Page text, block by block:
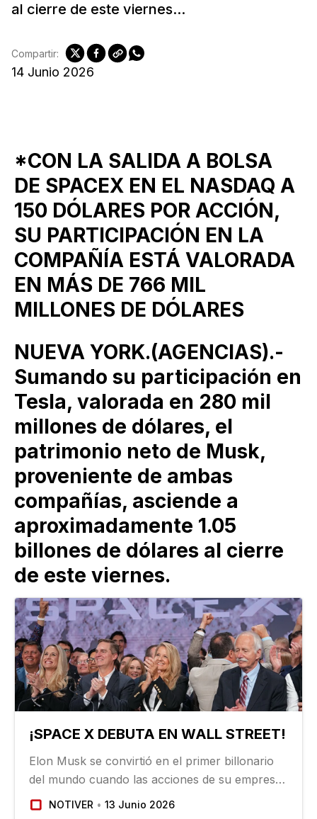
al cierre de este viernes...
14 Junio 2026
Compartir:
*CON LA SALIDA A BOLSA
DE SPACEX EN EL NASDAQ A
150 DÓLARES POR ACCIÓN,
SU PARTICIPACIÓN EN LA
COMPAÑÍA ESTÁ VALORADA
EN MÁS DE 766 MIL
MILLONES DE DÓLARES
NUEVA YORK.(AGENCIAS).-
Sumando su participación en
Tesla, valorada en 280 mil
millones de dólares, el
patrimonio neto de Musk,
proveniente de ambas
compañías, asciende a
aproximadamente 1.05
billones de dólares al cierre
de este viernes.
¡SPACE X DEBUTA EN WALL STREET!
Elon Musk se convirtió en el primer billonario
del mundo cuando las acciones de su empresa
de cohetes SpaceX se dispararon en la mayor
NOTIVER 13 Junio 2026